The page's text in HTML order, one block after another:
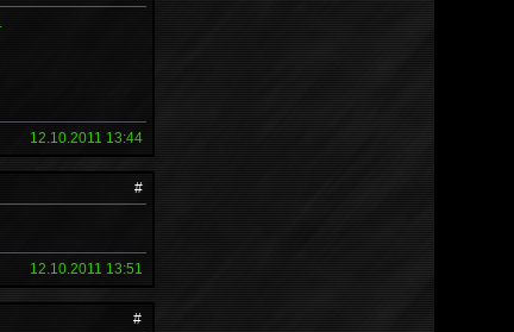
12.10.2011 13:44
#
12.10.2011 13:51
#